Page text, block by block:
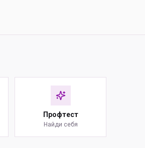
Профтест
Найди себя